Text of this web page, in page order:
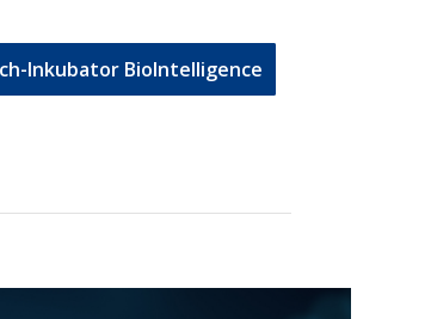
Inkubator BioIntelligence